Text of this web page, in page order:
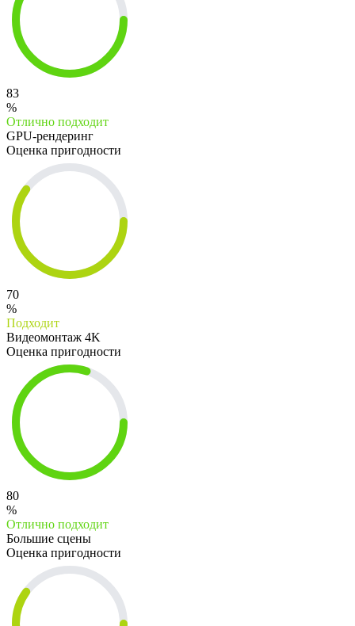
83
%
Отлично подходит
GPU-рендеринг
Оценка пригодности
70
%
Подходит
Видеомонтаж 4K
Оценка пригодности
80
%
Отлично подходит
Большие сцены
Оценка пригодности